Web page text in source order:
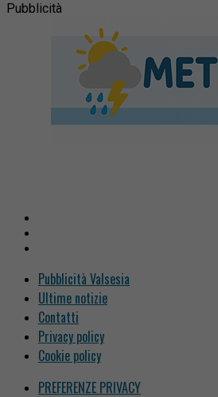
Pubblicità
Pubblicità Valsesia
Ultime notizie
Contatti
Privacy policy
Cookie policy
PREFERENZE PRIVACY